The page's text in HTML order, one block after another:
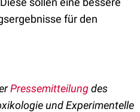
für den
Pressemitteilungdes
und Experimentelle